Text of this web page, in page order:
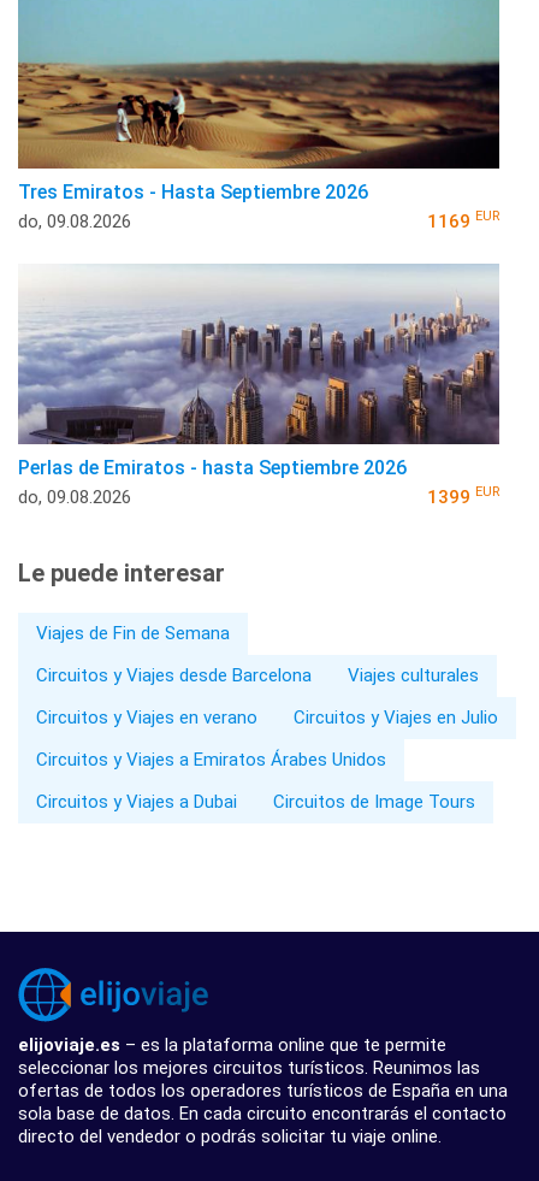
Tres Emiratos - Hasta Septiembre 2026
do, 09.08.2026 1169 EUR
Perlas de Emiratos - hasta Septiembre 2026
do, 09.08.2026 1399 EUR
Le puede interesar
Viajes de Fin de Semana
Circuitos y Viajes desde Barcelona
Viajes culturales
Circuitos y Viajes en verano
Circuitos y Viajes en Julio
Circuitos y Viajes a Emiratos Árabes Unidos
Circuitos y Viajes a Dubai
Circuitos de Image Tours
elijoviaje.es – es la plataforma online que te permite
seleccionar los mejores circuitos turísticos. Reunimos las
ofertas de todos los operadores turísticos de España en una
sola base de datos. En cada circuito encontrarás el contacto
directo del vendedor o podrás solicitar tu viaje online.